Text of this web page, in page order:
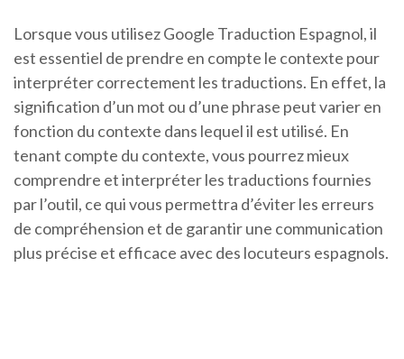
Lorsque vous utilisez Google Traduction Espagnol, il
est essentiel de prendre en compte le contexte pour
interpréter correctement les traductions. En effet, la
signification d’un mot ou d’une phrase peut varier en
fonction du contexte dans lequel il est utilisé. En
tenant compte du contexte, vous pourrez mieux
comprendre et interpréter les traductions fournies
par l’outil, ce qui vous permettra d’éviter les erreurs
de compréhension et de garantir une communication
plus précise et efficace avec des locuteurs espagnols.